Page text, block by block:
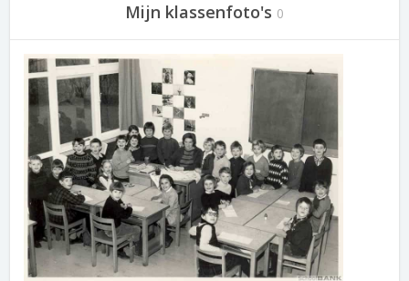
Mijn klassenfoto's 0